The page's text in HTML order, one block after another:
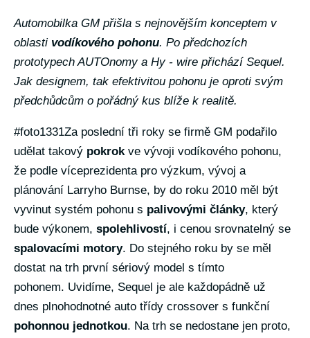
Automobilka GM přišla s nejnovějším konceptem v
oblasti vodíkového pohonu. Po předchozích
prototypech AUTOnomy a Hy - wire přichází Sequel.
Jak designem, tak efektivitou pohonu je oproti svým
předchůdcům o pořádný kus blíže k realitě.
#foto1331Za poslední tři roky se firmě GM podařilo
udělat takový pokrokve vývoji vodíkového pohonu,
že podle víceprezidenta pro výzkum, vývoj a
plánování Larryho Burnse, by do roku 2010 měl být
vyvinut systém pohonu s palivovými články, který
bude výkonem, spolehlivostí, i cenou srovnatelný se
spalovacími motory. Do stejného roku by se měl
dostat na trh první sériový model s tímto
pohonem. Uvidíme, Sequel je ale každopádně už
dnes plnohodnotné auto třídy crossover s funkční
pohonnou jednotkou. Na trh se nedostane jen proto,